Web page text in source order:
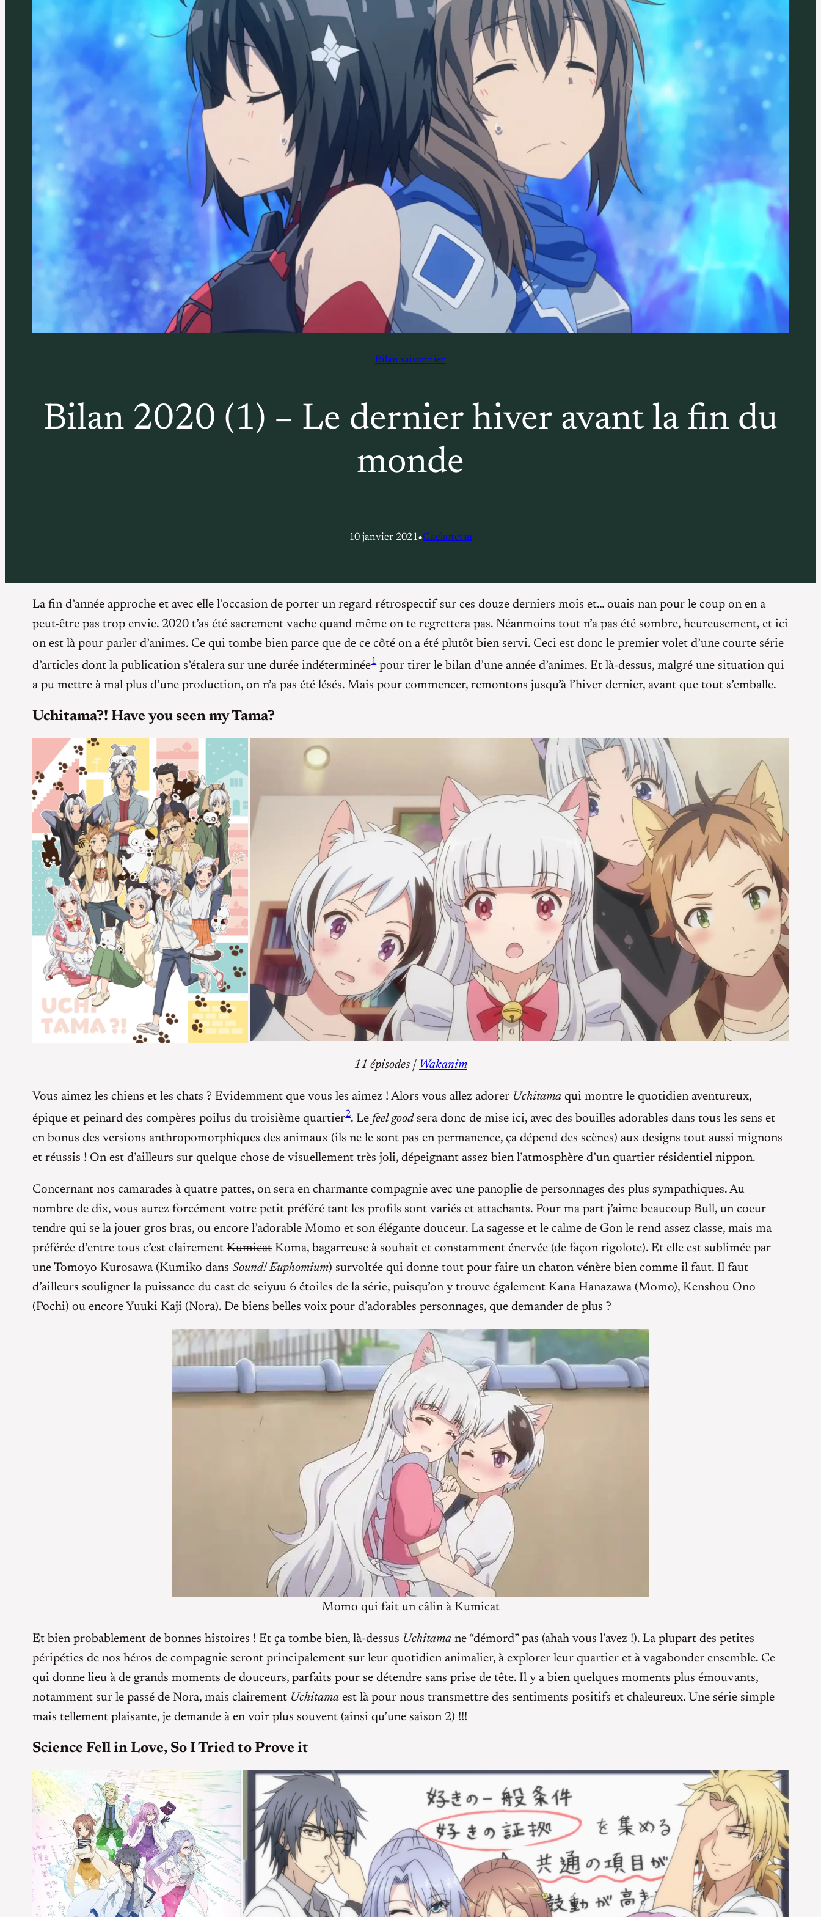
Bilan saisonnier
Bilan 2020 (1) – Le dernier hiver avant la fin du
monde
10 janvier 2021•Gaekotetsu
La fin d’année approche et avec elle l’occasion de porter un regard rétrospectif sur ces douze derniers mois et… ouais nan pour le coup on en a
peut-être pas trop envie. 2020 t’as été sacrement vache quand même on te regrettera pas. Néanmoins tout n’a pas été sombre, heureusement, et ici
on est là pour parler d’animes. Ce qui tombe bien parce que de ce côté on a été plutôt bien servi. Ceci est donc le premier volet d’une courte série
d’articles dont la publication s’étalera sur une durée indéterminée1pour tirer le bilan d’une année d’animes. Et là-dessus, malgré une situation qui
a pu mettre à mal plus d’une production, on n’a pas été lésés. Mais pour commencer, remontons jusqu’à l’hiver dernier, avant que tout s’emballe.
Uchitama?! Have you seen my Tama?
11 épisodes | Wakanim
Vous aimez les chiens et les chats ? Evidemment que vous les aimez ! Alors vous allez adorer Uchitama qui montre le quotidien aventureux,
épique et peinard des compères poilus du troisième quartier2. Le feel goodsera donc de mise ici, avec des bouilles adorables dans tous les sens et
en bonus des versions anthropomorphiques des animaux (ils ne le sont pas en permanence, ça dépend des scènes) aux designs tout aussi mignons
et réussis ! On est d’ailleurs sur quelque chose de visuellement très joli, dépeignant assez bien l’atmosphère d’un quartier résidentiel nippon.
Concernant nos camarades à quatre pattes, on sera en charmante compagnie avec une panoplie de personnages des plus sympathiques. Au
nombre de dix, vous aurez forcément votre petit préféré tant les profils sont variés et attachants. Pour ma part j’aime beaucoup Bull, un coeur
tendre qui se la jouer gros bras, ou encore l’adorable Momo et son élégante douceur. La sagesse et le calme de Gon le rend assez classe, mais ma
préférée d’entre tous c’est clairementKumicatKoma, bagarreuse à souhait et constamment énervée (de façon rigolote). Et elle est sublimée par
une Tomoyo Kurosawa (Kumiko dans Sound! Euphomium) survoltée qui donne tout pour faire un chaton vénère bien comme il faut. Il faut
d’ailleurs souligner la puissance du cast de seiyuu 6 étoiles de la série, puisqu’on y trouve également Kana Hanazawa (Momo), Kenshou Ono
(Pochi) ou encore Yuuki Kaji (Nora). De biens belles voix pour d’adorables personnages, que demander de plus ?
Momo qui fait un câlin à Kumicat
Et bien probablement de bonnes histoires ! Et ça tombe bien, là-dessus Uchitama ne “démord” pas (ahah vous l’avez !). La plupart des petites
péripéties de nos héros de compagnie seront principalement sur leur quotidien animalier, à explorer leur quartier et à vagabonder ensemble. Ce
qui donne lieu à de grands moments de douceurs, parfaits pour se détendre sans prise de tête. Il y a bien quelques moments plus émouvants,
notamment sur le passé de Nora, mais clairement Uchitama est là pour nous transmettre des sentiments positifs et chaleureux. Une série simple
mais tellement plaisante, je demande à en voir plus souvent (ainsi qu’une saison 2) !!!
Science Fell in Love, So I Tried to Prove it